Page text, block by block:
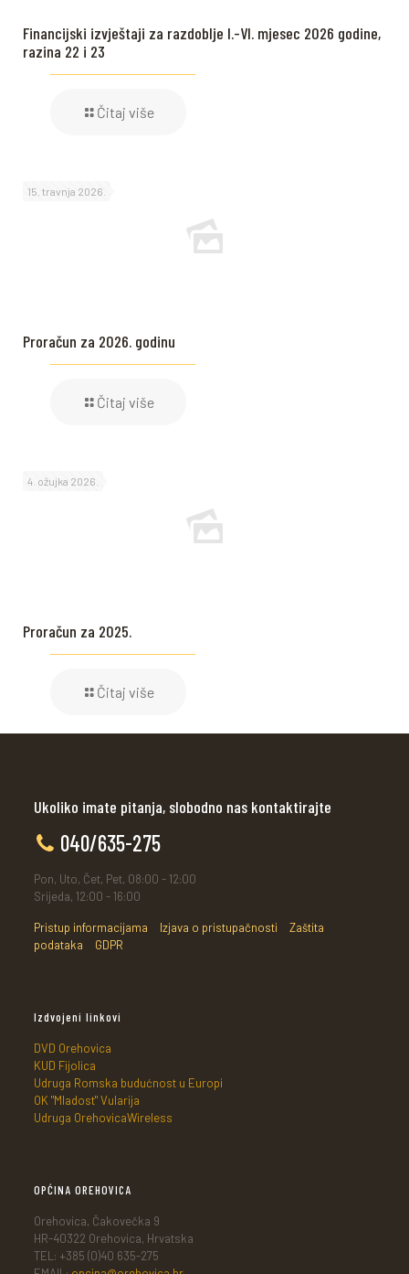
Financijski izvještaji za razdoblje I.-VI. mjesec 2026 godine,
razina 22 i 23
Čitaj više
15. travnja 2026.
Proračun za 2026. godinu
Čitaj više
4. ožujka 2026.
Proračun za 2025.
Čitaj više
Ukoliko imate pitanja, slobodno nas kontaktirajte
040/635-275
Pon, Uto, Čet, Pet, 08:00 - 12:00
Srijeda, 12:00 - 16:00
Pristup informacijama Izjava o pristupačnosti
Zaštita
podataka
GDPR
Izdvojeni linkovi
DVD Orehovica
KUD Fijolica
Udruga Romska budućnost u Europi
OK "Mladost" Vularija
Udruga OrehovicaWireless
OPĆINA OREHOVICA
Orehovica, Čakovečka 9
HR-40322 Orehovica, Hrvatska
TEL: +385 (0)40 635-275